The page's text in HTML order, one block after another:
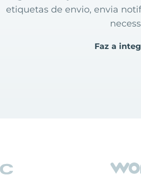
etiquetas de envio, envia
Faz a